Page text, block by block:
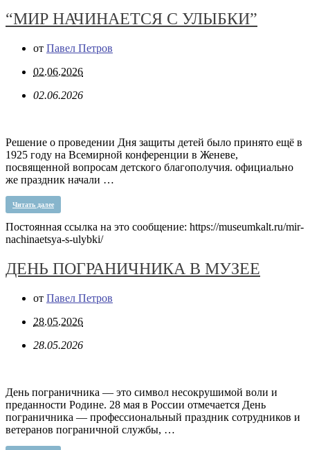
“МИР НАЧИНАЕТСЯ С УЛЫБКИ”
от Павел Петров
02.06.2026
02.06.2026
Решение о проведении Дня защиты детей было принято ещё в
1925 году на Всемирной конференции в Женеве,
посвященной вопросам детского благополучия. официально
же праздник начали …
Читать далее
Постоянная ссылка на это сообщение: https://museumkalt.ru/mir-
nachinaetsya-s-ulybki/
ДЕНЬ ПОГРАНИЧНИКА В МУЗЕЕ
от Павел Петров
28.05.2026
28.05.2026
День пограничника — это символ несокрушимой воли и
преданности Родине. 28 мая в России отмечается День
пограничника — профессиональный праздник сотрудников и
ветеранов пограничной службы, …